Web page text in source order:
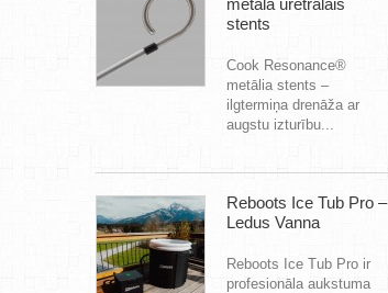
metāla uretrālais
stents
Cook Resonance®
metālia stents –
ilgtermiņa drenāža ar
augstu izturību...
Reboots Ice Tub Pro –
Ledus Vanna
Reboots Ice Tub Pro ir
profesionāla aukstuma